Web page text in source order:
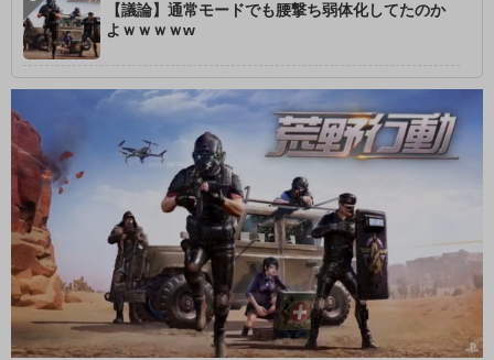
【議論】通常モードでも腰撃ち弱体化してたのか
よｗｗｗｗw